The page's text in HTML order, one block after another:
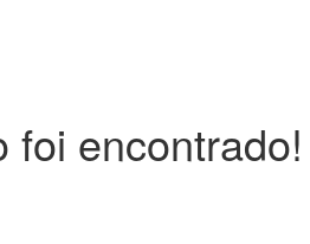
foi encontrado!